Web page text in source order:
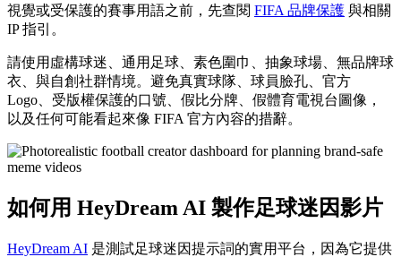
視覺或受保護的賽事用語之前，先查閱 FIFA 品牌保護 與相關
IP 指引。
請使用虛構球迷、通用足球、素色圍巾、抽象球場、無品牌球
衣、與自創社群情境。避免真實球隊、球員臉孔、官方
Logo、受版權保護的口號、假比分牌、假體育電視台圖像，
以及任何可能看起來像 FIFA 官方內容的措辭。
如何用 HeyDream AI 製作足球迷因影片
HeyDream AI 是測試足球迷因提示詞的實用平台，因為它提供